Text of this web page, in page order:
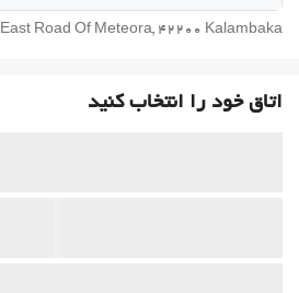
East Road Of Meteora, 42200 Kalambaka, یونان - Kalambaka.
اتاق خود را انتخاب کنید